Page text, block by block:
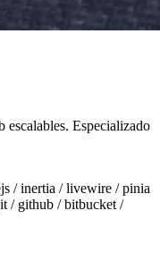
escalables. Especializado
/ inertia / livewire / pinia
/ github / bitbucket /